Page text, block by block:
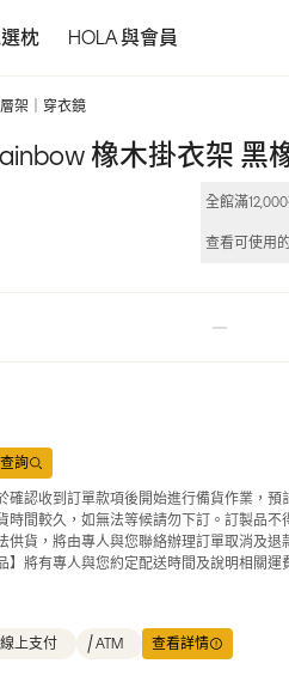
枕 HOLA 與會員
架｜穿衣鏡
橡木掛衣架 黑
全館滿
查看可使用
詢
確認收到訂單款項後開始進行備貨作業，預
時間較久，如無法等候請勿下訂。訂製品
供貨，將由專人與您聯絡辦理訂單取消及退
】將有專人與您約定配送時間及說明相關運
上支付 ATM 查看詳情